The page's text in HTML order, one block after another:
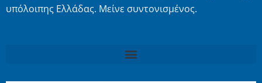
υπόλοιπης Ελλάδας. Μείνε συντονισμένος.